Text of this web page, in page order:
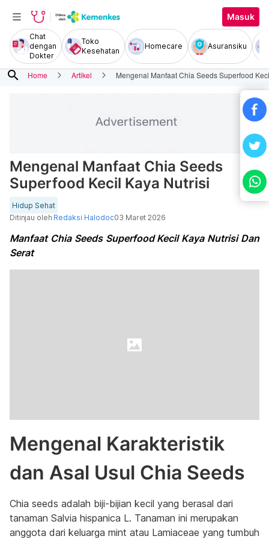
Masuk
Chat
dengan
Dokter
Toko
Kesehatan
Homecare Asuransiku
search Home Artikel Mengenal Manfaat Chia Seeds Superfood
Mengenal Manfaat Chia Seeds
Superfood Kecil Kaya Nutrisi
Hidup Sehat
Ditinjau oleh Redaksi Halodoc03 Maret 2026
Manfaat Chia Seeds Superfood Kecil Kaya Nutrisi Dan
Serat
Mengenal Karakteristik
dan Asal Usul Chia Seeds
Chia seeds adalah biji-bijian kecil yang berasal dari
tanaman Salvia hispanica L. Tanaman ini merupakan
anggota dari keluarga mint atau Lamiaceae yang tumbuh